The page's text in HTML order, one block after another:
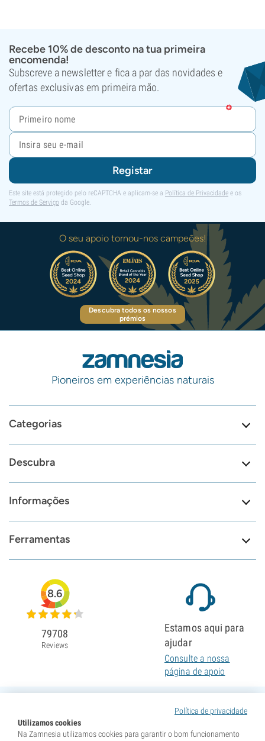
Recebe 10% de desconto na tua primeira
encomenda!
Subscreve a newsletter e fica a par das novidades e
ofertas exclusivas em primeira mão.
Registar
Este site está protegido pelo reCAPTCHA e aplicam-se a Política de Privacidade e os
Termos de Serviço da Google.
O seu apoio tornou-nos campeões!
Descubra todos os nossos
prémios
Pioneiros em experiências naturais
Categorias
Descubra
Informações
Ferramentas
Política de privacidade
Utilizamos cookies
Na Zamnesia utilizamos cookies para garantir o bom funcionamento
8.6
79708
Reviews
Estamos aqui para
ajudar
Consulte a nossa
página de apoio